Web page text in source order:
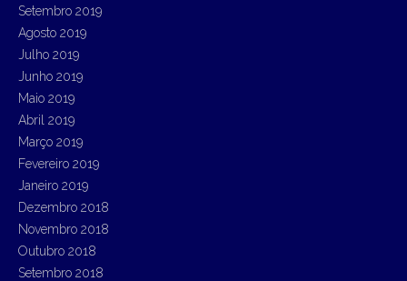
Setembro 2019
Agosto 2019
Julho 2019
Junho 2019
Maio 2019
Abril 2019
Março 2019
Fevereiro 2019
Janeiro 2019
Dezembro 2018
Novembro 2018
Outubro 2018
Setembro 2018